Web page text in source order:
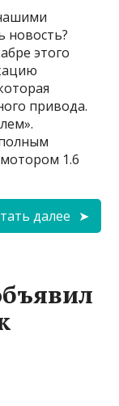
новость?
этого
привода.
1.6
далее